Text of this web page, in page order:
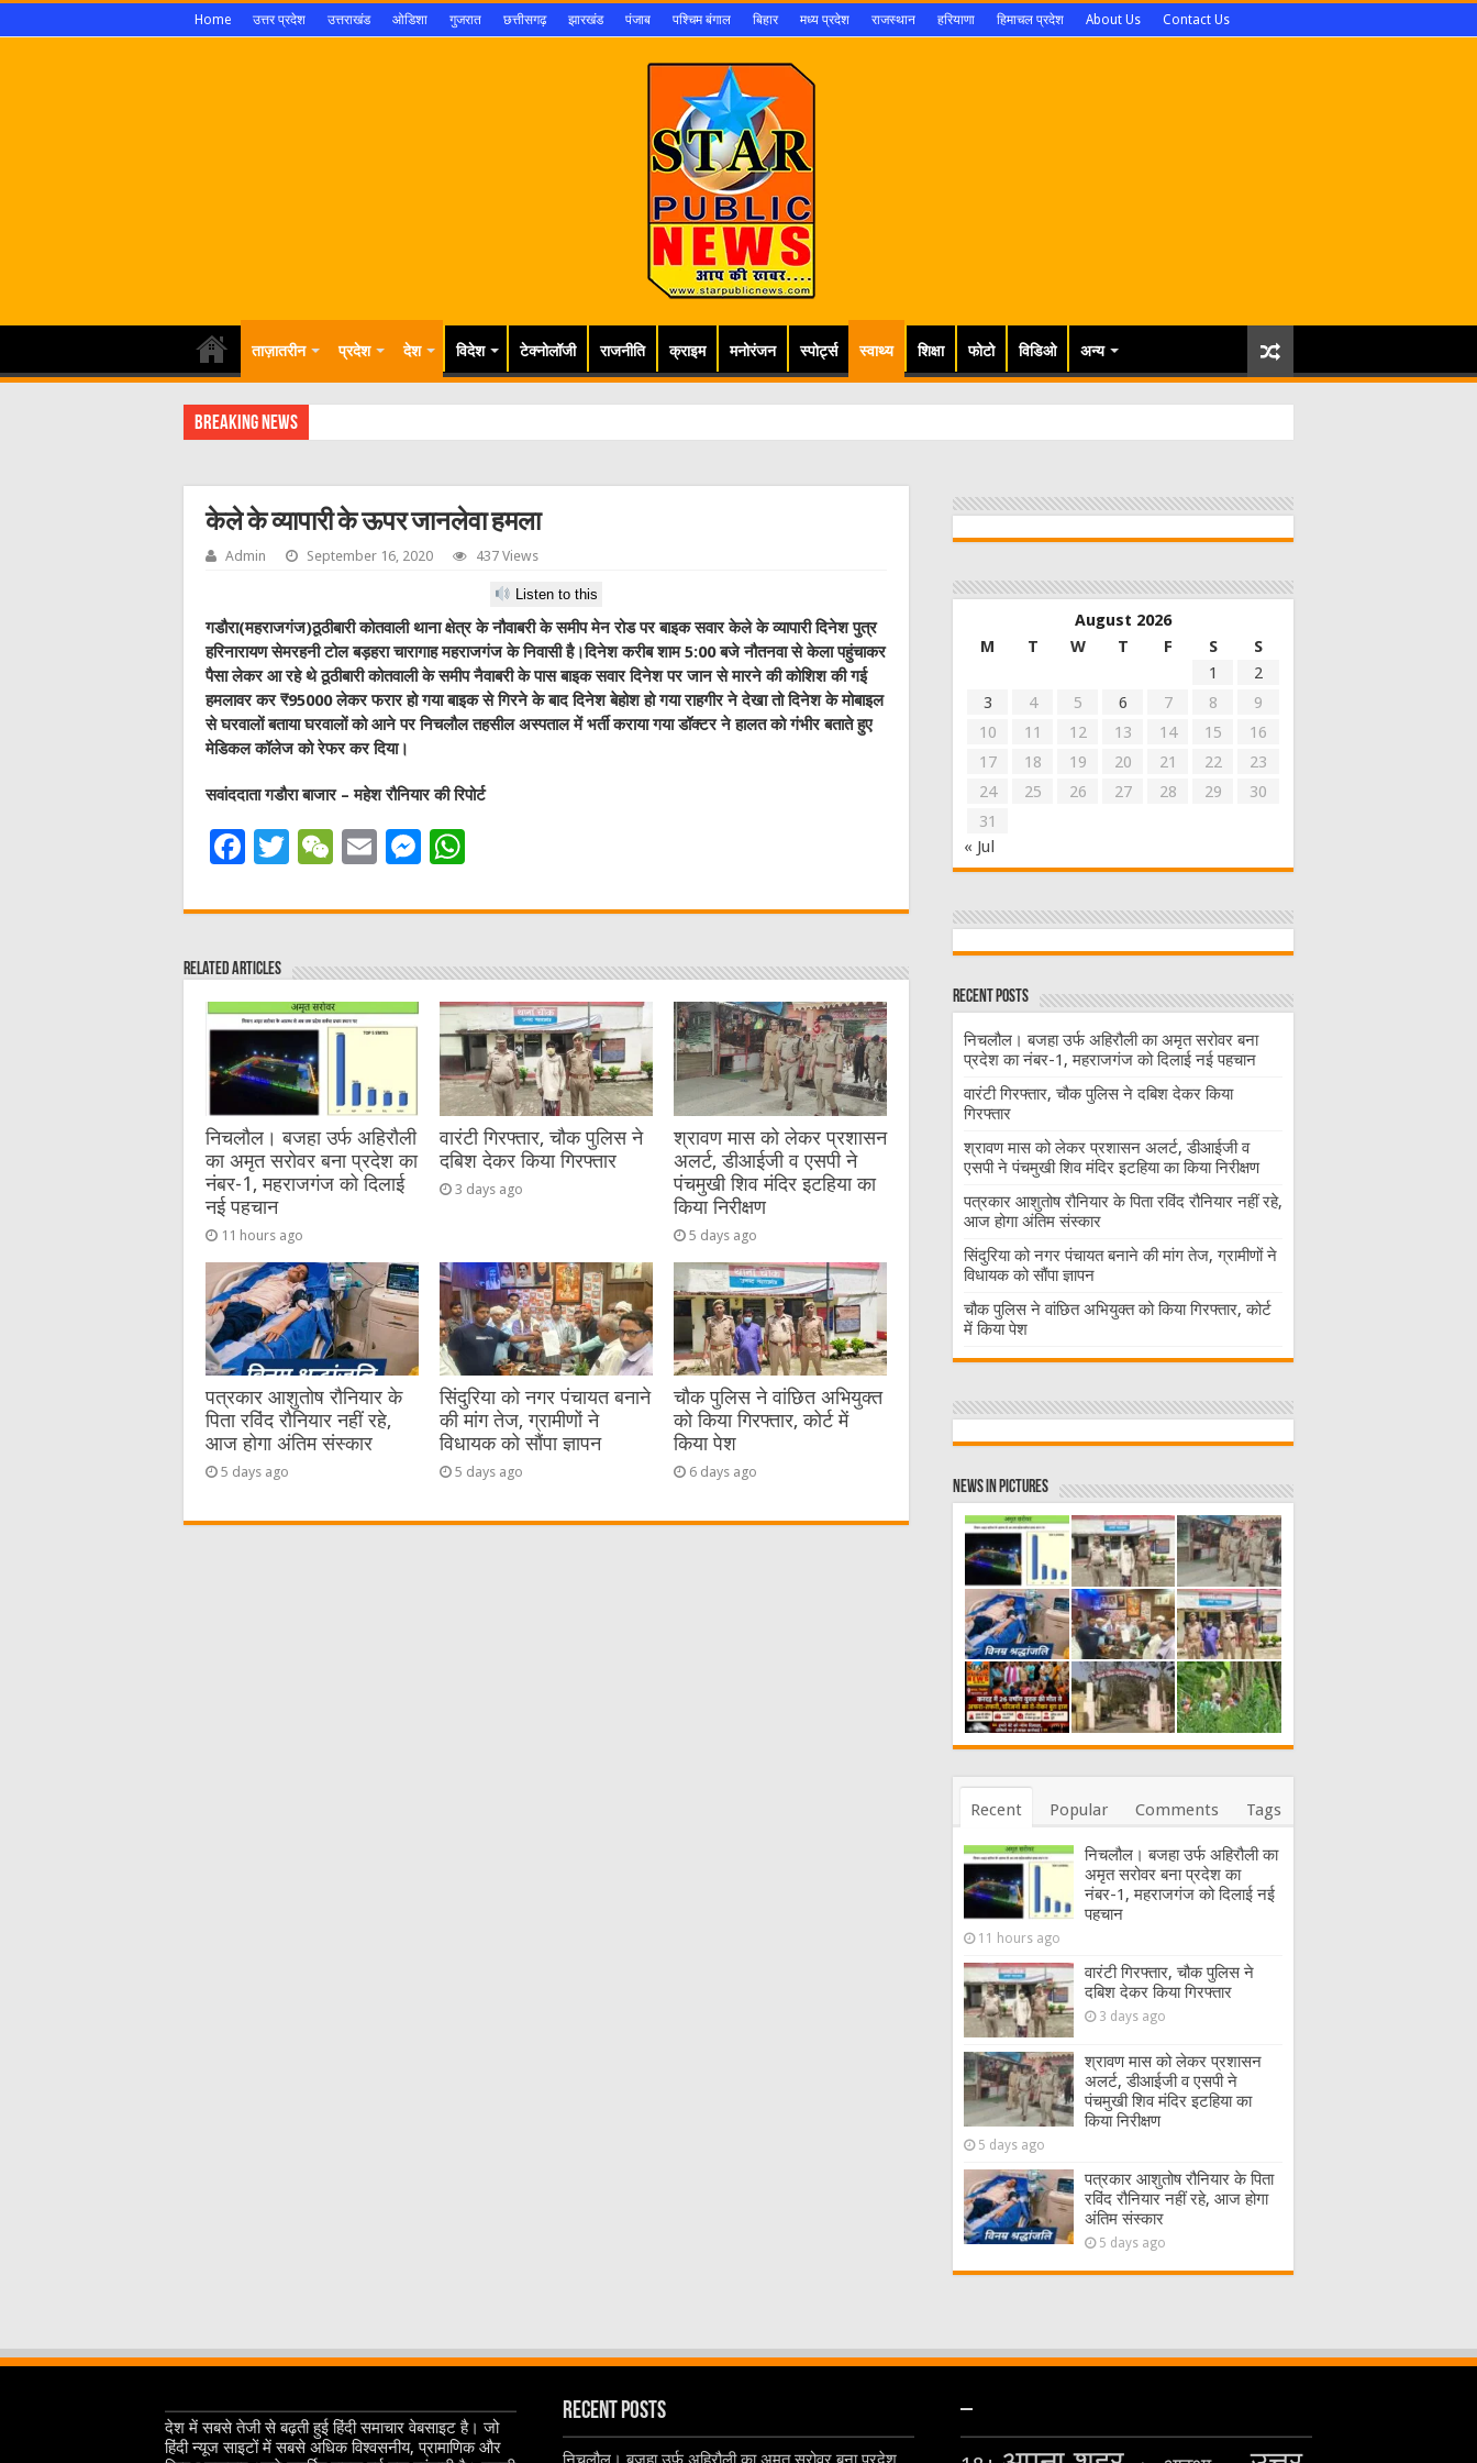
Home उत्तर प्रदेश उत्तराखंड ओडिशा गुजरात छत्तीसगढ़ झारखंड पंजाब पश्चिम बंगाल बिहार मध्य प्रदेश राजस्थान हरियाणा हिमाचल प्रदेश About Us Contact Us
ताज़ातरीन प्रदेश देश विदेश टेक्नोलॉजी राजनीति क्राइम मनोरंजन स्पोर्ट्स स्वाथ्य शिक्षा फोटो विडिओ अन्य
Breaking News
केले के व्यापारी के ऊपर जानलेवा हमला
Admin September 16, 2020 437 Views
Listen to this
गडौरा(महराजगंज)ठूठीबारी कोतवाली थाना क्षेत्र के नौवाबरी के समीप मेन रोड पर बाइक सवार केले के व्यापारी दिनेश पुत्र
हरिनारायण सेमरहनी टोल बड़हरा चारागाह महराजगंज के निवासी है।दिनेश करीब शाम 5:00 बजे नौतनवा से केला पहुंचाकर
पैसा लेकर आ रहे थे ठूठीबारी कोतवाली के समीप नैवाबरी के पास बाइक सवार दिनेश पर जान से मारने की कोशिश की गई
हमलावर कर ₹95000 लेकर फरार हो गया बाइक से गिरने के बाद दिनेश बेहोश हो गया राहगीर ने देखा तो दिनेश के मोबाइल
से घरवालों बताया घरवालों को आने पर निचलौल तहसील अस्पताल में भर्ती कराया गया डॉक्टर ने हालत को गंभीर बताते हुए
मेडिकल कॉलेज को रेफर कर दिया।
सवांददाता गडौरा बाजार – महेश रौनियार की रिपोर्ट
F
c
e
b
o
o
k
T
it
r
W
C
at
E
ai
M
ss
n
g
er
at
A
p
p
Related Articles
निचलौल। बजहा उर्फ अहिरौली
का अमृत सरोवर बना प्रदेश का
नंबर-1, महराजगंज को दिलाई
नई पहचान
11 hours ago
वारंटी गिरफ्तार, चौक पुलिस ने
दबिश देकर किया गिरफ्तार
3 days ago
श्रावण मास को लेकर प्रशासन
अलर्ट, डीआईजी व एसपी ने
पंचमुखी शिव मंदिर इटहिया का
किया निरीक्षण
5 days ago
पत्रकार आशुतोष रौनियार के
पिता रविंद रौनियार नहीं रहे,
आज होगा अंतिम संस्कार
5 days ago
सिंदुरिया को नगर पंचायत बनाने
की मांग तेज, ग्रामीणों ने
विधायक को सौंपा ज्ञापन
5 days ago
चौक पुलिस ने वांछित अभियुक्त
को किया गिरफ्तार, कोर्ट में
किया पेश
6 days ago
August 2026
M
T W T F S
S
1
2
3
4 5 6 7 8
9
10
11 12 13 14 15
16
17
18 19 20 21 22
23
24
25 26 27 28 29
30
31
« Jul
Recent Posts
निचलौल। बजहा उर्फ अहिरौली का अमृत सरोवर बना
प्रदेश का नंबर-1, महराजगंज को दिलाई नई पहचान
वारंटी गिरफ्तार, चौक पुलिस ने दबिश देकर किया
गिरफ्तार
श्रावण मास को लेकर प्रशासन अलर्ट, डीआईजी व
एसपी ने पंचमुखी शिव मंदिर इटहिया का किया निरीक्षण
पत्रकार आशुतोष रौनियार के पिता रविंद रौनियार नहीं रहे,
आज होगा अंतिम संस्कार
सिंदुरिया को नगर पंचायत बनाने की मांग तेज, ग्रामीणों ने
विधायक को सौंपा ज्ञापन
चौक पुलिस ने वांछित अभियुक्त को किया गिरफ्तार, कोर्ट
में किया पेश
News in Pictures
Recent Popular Comments Tags
निचलौल। बजहा उर्फ अहिरौली का
अमृत सरोवर बना प्रदेश का
नंबर-1, महराजगंज को दिलाई नई
पहचान
11 hours ago
वारंटी गिरफ्तार, चौक पुलिस ने
दबिश देकर किया गिरफ्तार
3 days ago
श्रावण मास को लेकर प्रशासन
अलर्ट, डीआईजी व एसपी ने
पंचमुखी शिव मंदिर इटहिया का
किया निरीक्षण
5 days ago
पत्रकार आशुतोष रौनियार के पिता
रविंद रौनियार नहीं रहे, आज होगा
अंतिम संस्कार
5 days ago
देश में सबसे तेजी से बढ़ती हुई हिंदी समाचार वेबसाइट है। जो
हिंदी न्यूज साइटों में सबसे अधिक विश्वसनीय, प्रामाणिक और
Recent Posts –